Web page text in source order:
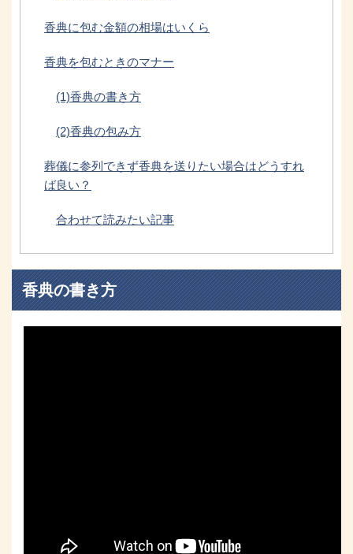
香典に包む金額の相場はいくら
香典を包むときのマナー
(1)香典の書き方
(2)香典の包み方
葬儀に参列できず香典を送りたい場合はどうすれ
ば良い？
合わせて読みたい記事
香典の書き方